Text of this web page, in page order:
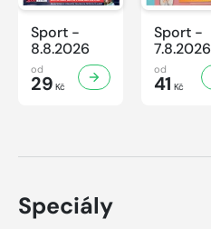
Sport -
8.8.2026
od
29 Kč
Sport -
7.8.2026
od
41 Kč
Speciály